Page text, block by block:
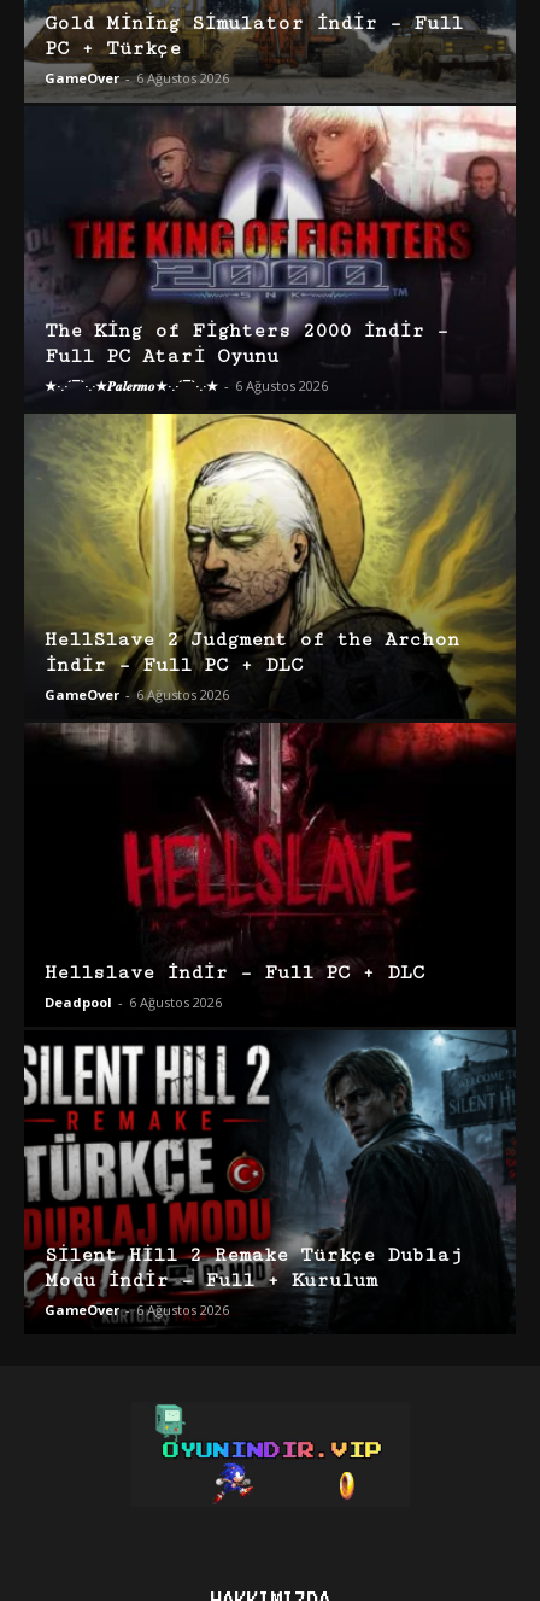
Gold Mining Simulator İndir – Full
PC + Türkçe
GameOver - 6 Ağustos 2026
The King of Fighters 2000 İndir –
Full PC Atari Oyunu
★·.·´¯`·.·★𝑷𝒂𝒍𝒆𝒓𝒎𝒐★·.·´¯`·.·★ - 6 Ağustos 2026
HellSlave 2 Judgment of the Archon
İndir – Full PC + DLC
GameOver - 6 Ağustos 2026
Hellslave İndir – Full PC + DLC
Deadpool - 6 Ağustos 2026
Silent Hill 2 Remake Türkçe Dublaj
Modu İndir – Full + Kurulum
GameOver - 6 Ağustos 2026